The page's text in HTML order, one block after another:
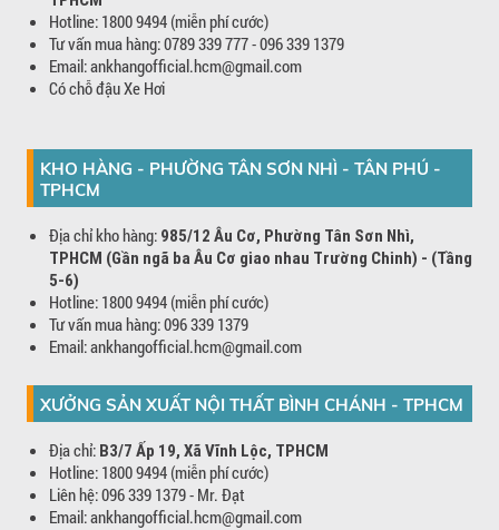
Hotline: 1800 9494 (miễn phí cước)
Tư vấn mua hàng: 0789 339 777 - 096 339 1379
Email: ankhangofficial.hcm@gmail.com
Có chỗ đậu Xe Hơi
KHO HÀNG - PHƯỜNG TÂN SƠN NHÌ - TÂN PHÚ -
TPHCM
Địa chỉ kho hàng: 985/12 Âu Cơ, Phường Tân Sơn Nhì,
TPHCM (Gần ngã ba Âu Cơ giao nhau Trường Chinh) - (Tầng
5-6)
Hotline: 1800 9494 (miễn phí cước)
Tư vấn mua hàng: 096 339 1379
Email: ankhangofficial.hcm@gmail.com
XƯỞNG SẢN XUẤT NỘI THẤT BÌNH CHÁNH - TPHCM
Địa chỉ: B3/7 Ấp 19, Xã Vĩnh Lộc, TPHCM
Hotline: 1800 9494 (miễn phí cước)
Liên hệ: 096 339 1379 - Mr. Đạt
Email: ankhangofficial.hcm@gmail.com